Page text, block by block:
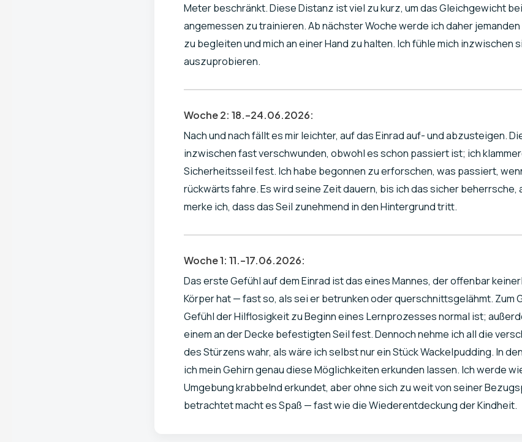
Meter beschränkt. Diese Distanz ist viel zu kurz, um das Gleichgewicht
angemessen zu trainieren. Ab nächster Woche werde ich daher
zu begleiten und mich an einer Hand zu halten. Ich fühle mich inzwischen
auszuprobieren.
Woche 2: 18.–24.06.2026:
Nach und nach fällt es mir leichter, auf das Einrad auf- und abzusteigen.
inzwischen fast verschwunden, obwohl es schon passiert ist; ich
Sicherheitsseil fest. Ich habe begonnen zu erforschen, was passiert,
rückwärts fahre. Es wird seine Zeit dauern, bis ich das sicher beherrsche,
merke ich, dass das Seil zunehmend in den Hintergrund tritt.
Woche 1: 11.–17.06.2026:
Das erste Gefühl auf dem Einrad ist das eines Mannes, der offenbar
Körper hat — fast so, als sei er betrunken oder querschnittsgelähmt. Zum
Gefühl der Hilflosigkeit zu Beginn eines Lernprozesses normal ist;
einem an der Decke befestigten Seil fest. Dennoch nehme ich all die
des Stürzens wahr, als wäre ich selbst nur ein Stück Wackelpudding. In
ich mein Gehirn genau diese Möglichkeiten erkunden lassen. Ich werde
Umgebung krabbelnd erkundet, aber ohne sich zu weit von seiner
betrachtet macht es Spaß — fast wie die Wiederentdeckung der Kindheit.